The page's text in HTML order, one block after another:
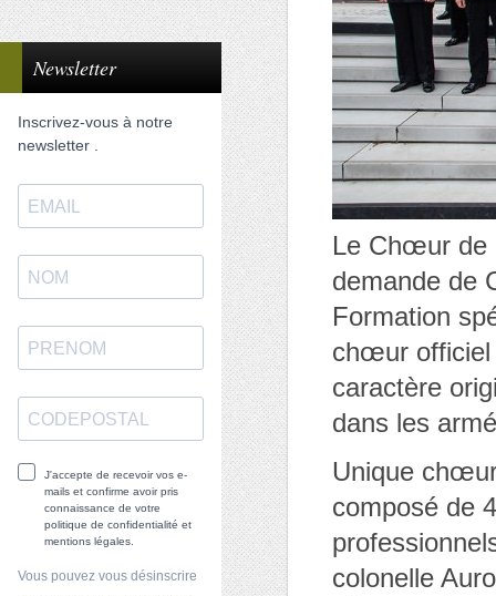
Newsletter
Inscrivez-vous à notre
newsletter .
J'accepte de recevoir vos e-
mails et confirme avoir pris
connaissance de votre
politique de confidentialité et
mentions légales.
Vous pouvez vous désinscrire
Le Chœur de
demande de
Formation
chœur officiel
caractère
dans les
Unique
composé de
colonelle